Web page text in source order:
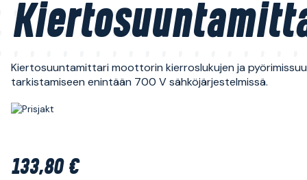
Kiertosuuntamittari moottorin kierroslukujen ja
tarkistamiseen enintään 700 V sähköjärjestelmissä.
133,80 €